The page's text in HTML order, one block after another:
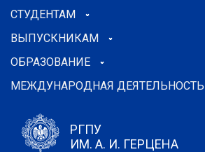
СТУДЕНТАМ
ВЫПУСКНИКАМ
ОБРАЗОВАНИЕ
МЕЖДУНАРОДНАЯ ДЕЯТЕЛЬНОСТЬ
РГПУ
ИМ. А. И. ГЕРЦЕНА